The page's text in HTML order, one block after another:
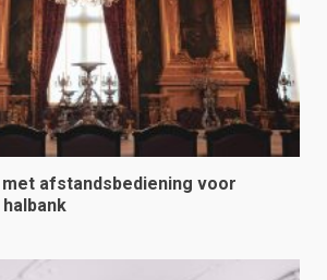
afstandsbediening voor